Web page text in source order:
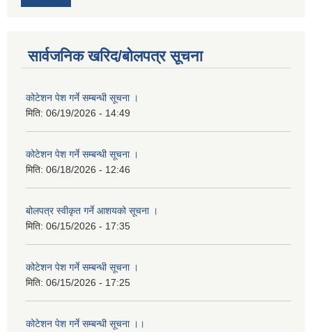
सार्वजनिक खरिद/बोलपत्र सूचना
कोटेशन पेश गर्ने सम्बन्धी सूचना ।
मिति: 06/19/2026 - 14:49
कोटेशन पेश गर्ने सम्बन्धी सूचना ।
मिति: 06/18/2026 - 12:46
बोलपत्र स्वीकृत गर्ने आशयको सूचना ।
मिति: 06/15/2026 - 17:35
कोटेशन पेश गर्ने सम्बन्धी सूचना ।
मिति: 06/15/2026 - 17:25
कोटेशन पेश गर्ने सम्बन्धी सूचना ।।